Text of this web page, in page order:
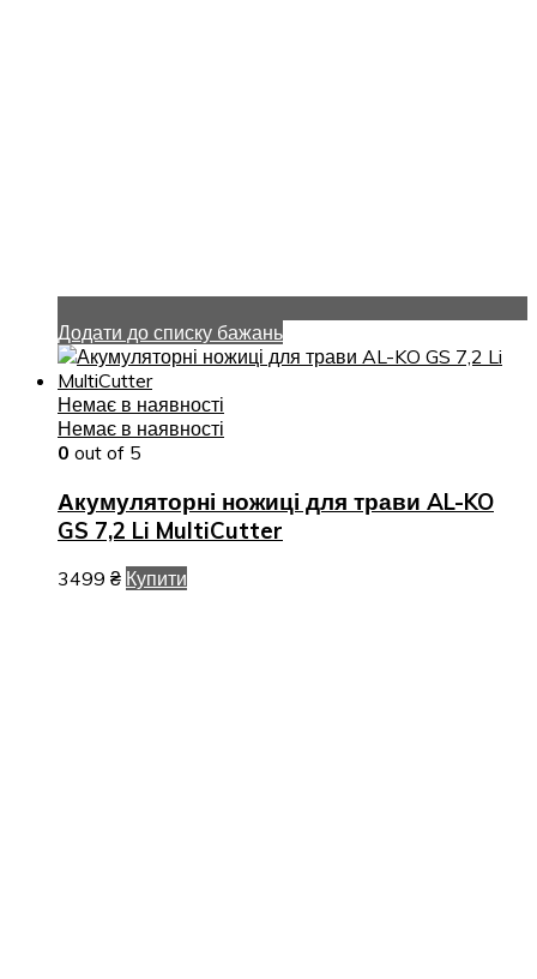
Додати до списку бажань
Немає в наявності
Немає в наявності
0 out of 5
Акумуляторні ножиці для трави AL-KO
GS 7,2 Li MultiCutter
3499 ₴ Купити